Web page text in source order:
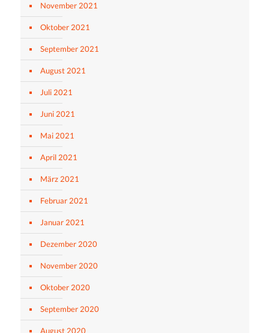
November 2021
Oktober 2021
September 2021
August 2021
Juli 2021
Juni 2021
Mai 2021
April 2021
März 2021
Februar 2021
Januar 2021
Dezember 2020
November 2020
Oktober 2020
September 2020
August 2020